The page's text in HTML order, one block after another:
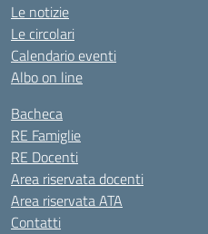
Le notizie
Le circolari
Calendario eventi
Albo on line
Bacheca
RE Famiglie
RE Docenti
Area riservata docenti
Area riservata ATA
Contatti